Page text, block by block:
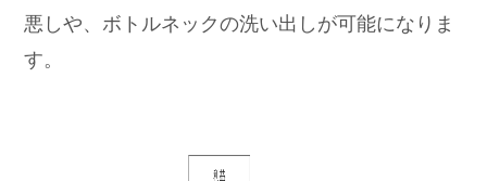
悪しや、ボトルネックの洗い出しが可能になりま
す。